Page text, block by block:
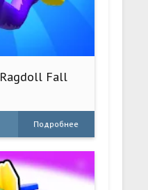
Ragdoll Fall
Подробнее